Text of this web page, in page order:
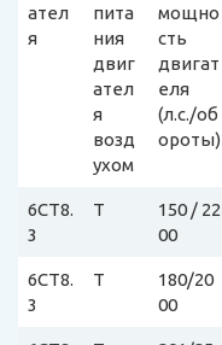
ател
я
пита
ния
двиг
ател
я
возд
ухом
мощно
сть
двигат
еля
(л.с./об
ороты)
6CT8.
3
T
150 / 22
00
6CT8.
3
T
180/20
00